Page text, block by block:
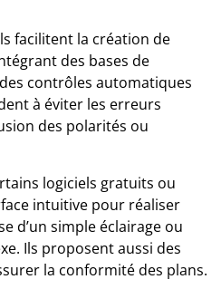
facilitent la création de
des bases de
contrôles automatiques
à éviter les erreurs
des polarités ou
logiciels gratuits ou
intuitive pour réaliser
d’un simple éclairage ou
Ils proposent aussi des
la conformité des plans.